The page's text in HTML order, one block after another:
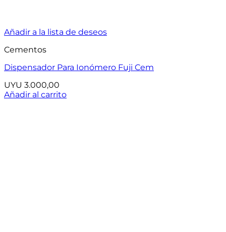
Añadir a la lista de deseos
Cementos
Dispensador Para Ionómero Fuji Cem
UYU 3.000,00
Añadir al carrito